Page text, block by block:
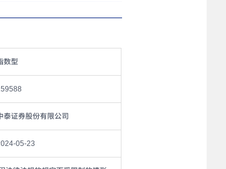
数型
泰证券股份有限公司
05-23